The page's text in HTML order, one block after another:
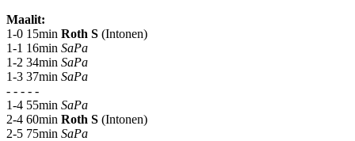
Maalit:
1-0 15min Roth S (Intonen)
1-1 16min SaPa
1-2 34min SaPa
1-3 37min SaPa
- - - - -
1-4 55min SaPa
2-4 60min Roth S (Intonen)
2-5 75min SaPa